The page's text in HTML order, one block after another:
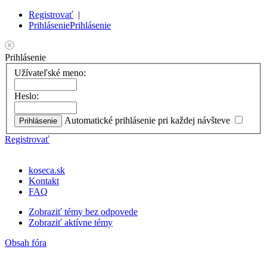
Registrovať |
PrihláseniePrihlásenie
Prihlásenie
Užívateľské meno:
Heslo:
Automatické prihlásenie pri každej návšteve
Registrovať
koseca.sk
Kontakt
FAQ
Zobraziť témy bez odpovede
Zobraziť aktívne témy
Obsah fóra